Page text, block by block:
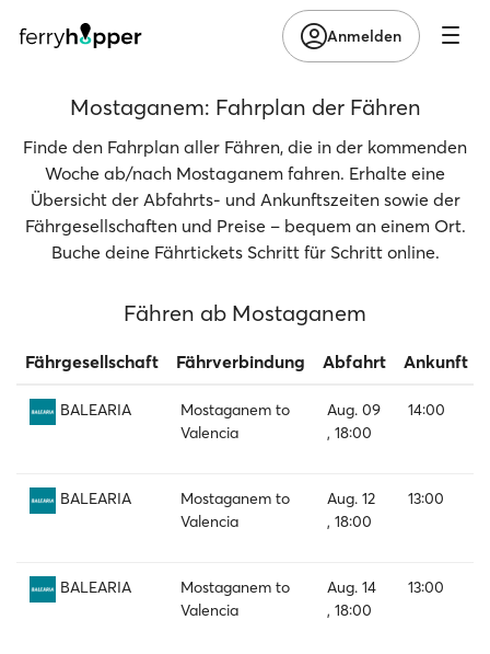
Anmelden
Mostaganem: Fahrplan der Fähren
Finde den Fahrplan aller Fähren, die in der kommenden
Woche ab/nach Mostaganem fahren. Erhalte eine
Übersicht der Abfahrts- und Ankunftszeiten sowie der
Fährgesellschaften und Preise – bequem an einem Ort.
Buche deine Fährtickets Schritt für Schritt online.
Fähren ab Mostaganem
Fährgesellschaft Fährverbindung Abfahrt Ankunft
BALEARIA
Mostaganem to
Valencia
Aug. 09
, 18:00
14:00
BALEARIA
Mostaganem to
Valencia
Aug. 12
, 18:00
13:00
BALEARIA
Mostaganem to
Valencia
Aug. 14
, 18:00
13:00